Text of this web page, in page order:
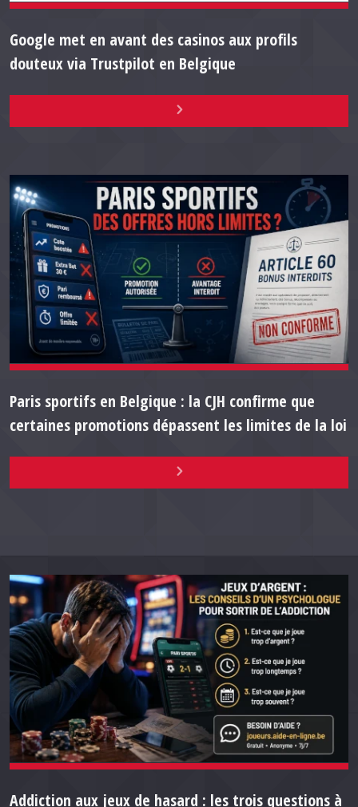
Google met en avant des casinos aux profils
douteux via Trustpilot en Belgique
Paris sportifs en Belgique : la CJH confirme que
certaines promotions dépassent les limites de la loi
Addiction aux jeux de hasard : les trois questions à